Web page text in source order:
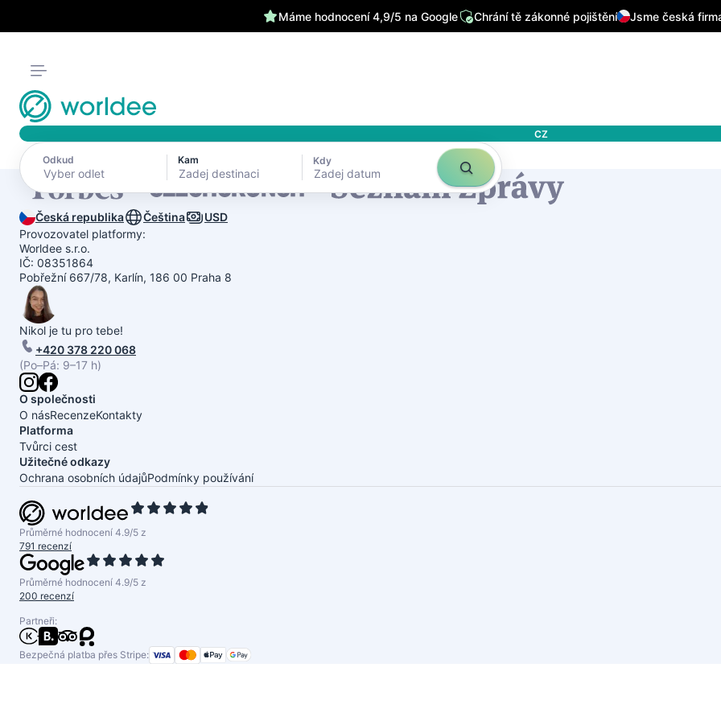
Máme hodnocení 4,9/5 na Google Chrání tě zákonné pojištění Jsme česká
CZ
Odkud Kam Kdy
Zadej datum
Česká republika Čeština
USD
Provozovatel platformy:
Worldee s.r.o.
IČ: 08351864
Pobřežní 667/78, Karlín, 186 00 Praha 8
Nikol je tu pro tebe!
+420 378 220 068
(Po–Pá: 9–17 h)
O společnosti
O násRecenzeKontakty
Platforma
Tvůrci cest
Užitečné odkazy
Ochrana osobních údajůPodmínky používání
Průměrné hodnocení 4.9/5 z
791 recenzí
Průměrné hodnocení 4.9/5 z
200 recenzí
Partneři:
Bezpečná platba přes Stripe: